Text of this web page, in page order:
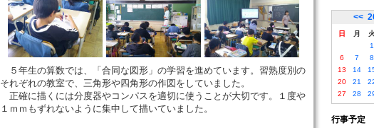
５年生の算数では、「合同な図形」の学習を進めています。習熟度別の
それぞれの教室で、三角形や四角形の作図をしていました。
正確に描くには分度器やコンパスを適切に使うことが大切です。１度や
１ｍｍもずれないように集中して描いていました。
<<
日 月 火
1
6
7 8
13
14
20
21
27
28
行事予定